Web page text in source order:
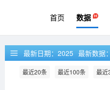
首页 数据
 最新日期： 2025 最新数据：
最近20条 最近100条 最近